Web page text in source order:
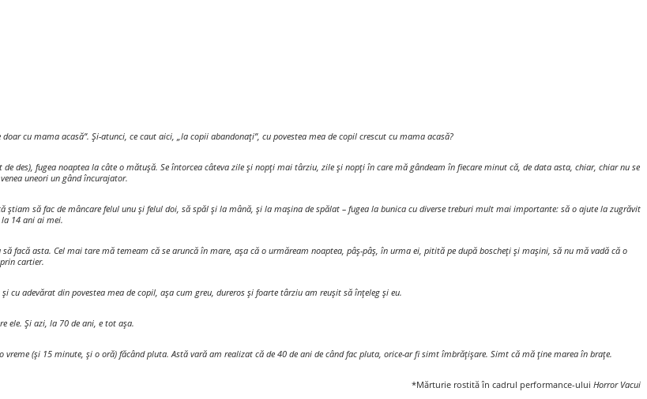
cu mama acasă”. Și-atunci, ce caut aici, „la copii abandonați”, cu povestea mea de copil crescut cu mama acasă?
des), fugea noaptea la câte o mătușă. Se întorcea câteva zile și nopți mai târziu, zile și nopți în care mă gândeam în fiecare minut că, de data asta, chiar, chiar nu se
uneori un gând încurajator.
știam să fac de mâncare felul unu și felul doi, să spăl și la mână, și la mașina de spălat – fugea la bunica cu diverse treburi mult mai importante: să o ajute la zugrăvit
14 ani ai mei.
facă asta. Cel mai tare mă temeam că se aruncă în mare, așa că o urmăream noaptea, pâș-pâș, în urma ei, pitită pe după boscheți și mașini, să nu mă vadă că o
cartier.
adevărat din povestea mea de copil, așa cum greu, dureros și foarte târziu am reușit să înțeleg și eu.
ele. Și azi, la 70 de ani, e tot așa.
(și 15 minute, și o oră) făcând pluta. Astă vară am realizat că de 40 de ani de când fac pluta, orice-ar fi simt îmbrățișare. Simt că mă ține marea în brațe.
*Mărturie rostită în cadrul performance-ului Horror Vacui